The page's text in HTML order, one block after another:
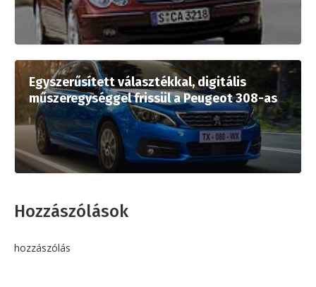
Egyszerűsített választékkal, digitális
műszeregységgel frissül a Peugeot 308-as
Hozzászólások
hozzászólás